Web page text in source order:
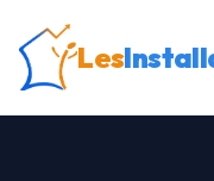
Les